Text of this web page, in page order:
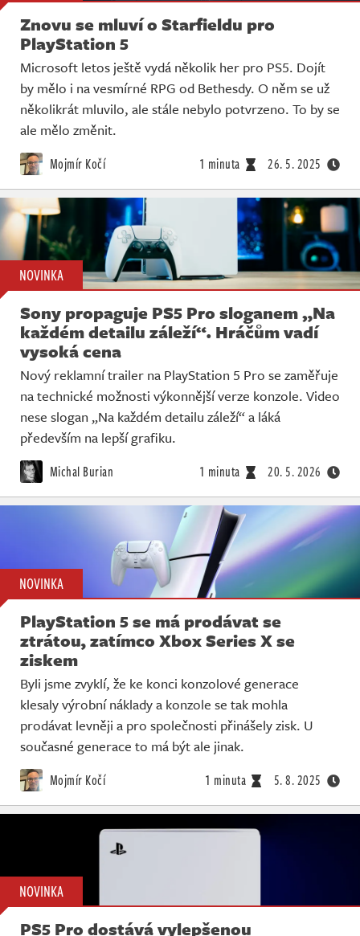
Znovu se mluví o Starfieldu pro
PlayStation 5
Microsoft letos ještě vydá několik her pro PS5. Dojít
by mělo i na vesmírné RPG od Bethesdy. O něm se už
několikrát mluvilo, ale stále nebylo potvrzeno. To by se
ale mělo změnit.
Mojmír Kočí 1 minuta 26. 5. 2025
NOVINKA
Sony propaguje PS5 Pro sloganem „Na
každém detailu záleží“. Hráčům vadí
vysoká cena
Nový reklamní trailer na PlayStation 5 Pro se zaměřuje
na technické možnosti výkonnější verze konzole. Video
nese slogan „Na každém detailu záleží“ a láká
především na lepší grafiku.
Michal Burian 1 minuta 20. 5. 2026
NOVINKA
PlayStation 5 se má prodávat se
ztrátou, zatímco Xbox Series X se
ziskem
Byli jsme zvyklí, že ke konci konzolové generace
klesaly výrobní náklady a konzole se tak mohla
prodávat levněji a pro společnosti přinášely zisk. U
současné generace to má být ale jinak.
Mojmír Kočí 1 minuta 5. 8. 2025
NOVINKA
PS5 Pro dostává vylepšenou